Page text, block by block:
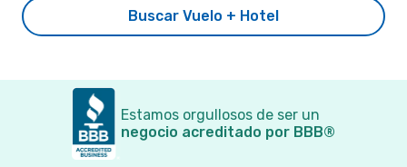
Buscar Vuelo + Hotel
Estamos orgullosos de ser un
negocio acreditado por BBB®